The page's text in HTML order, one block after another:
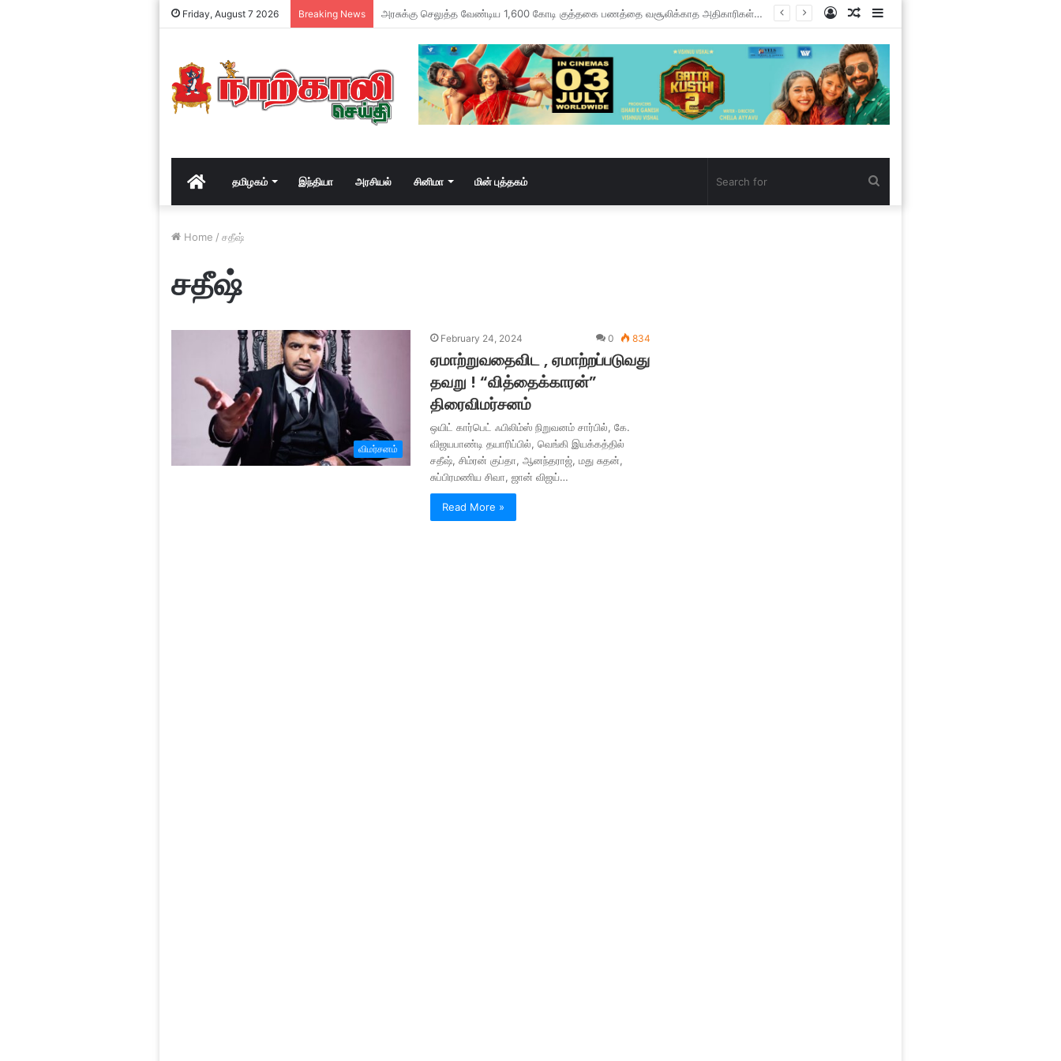
Friday, August 7 2026 Breaking News வடசென்னையில் ரேசன் அரிசி கடத்தல் கும்பல் கைதும், பின்னணியும் !
Random
Article
Log
In
Homeதமிழகம் இந்தியா அரசியல் சினிமா மின் புத்தகம்
Home / சதீஷ்
சதீஷ்
விமர்சனம்
February 24, 2024 0 834
ஏமாற்றுவதைவிட , ஏமாற்றப்படுவது
தவறு ! “வித்தைக்காரன்”
திரைவிமர்சனம்
ஒயிட் கார்பெட் ஃபிலிம்ஸ் நிறுவனம் சார்பில், கே.
விஜயபாண்டி தயாரிப்பில், வெங்கி இயக்கத்தில்
சதீஷ், சிம்ரன் குப்தா, ஆனந்தராஜ், மது சுதன்,
சுப்பிரமணிய சிவா, ஜான் விஜய்…
Read More »